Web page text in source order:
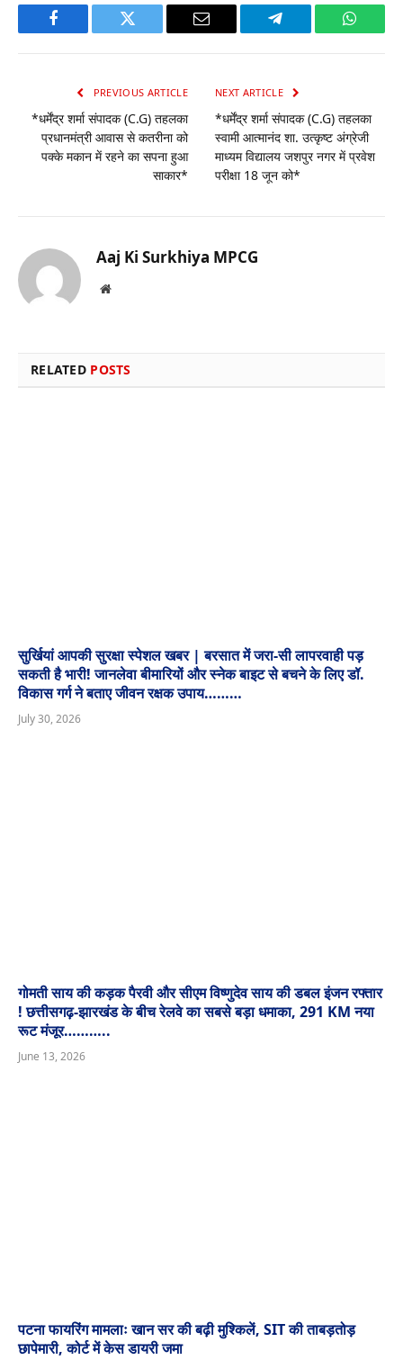
Facebook Twitter Email Telegram
PREVIOUS ARTICLE
*धर्मेंद्र शर्मा संपादक (C.G) तहलका
प्रधानमंत्री आवास से कतरीना को
पक्के मकान में रहने का सपना हुआ
साकार*
NEXT ARTICLE
*धर्मेंद्र शर्मा संपादक (C.G) तहलका
स्वामी आत्मानंद शा. उत्कृष्ट अंग्रेजी
माध्यम विद्यालय जशपुर नगर में प्रवेश
परीक्षा 18 जून को*
Aaj Ki Surkhiya MPCG
Website
RELATED POSTS
सुर्खियां आपकी सुरक्षा स्पेशल खबर | बरसात में जरा-सी लापरवाही पड़
सकती है भारी! जानलेवा बीमारियों और स्नेक बाइट से बचने के लिए डॉ.
विकास गर्ग ने बताए जीवन रक्षक उपाय………
July 30, 2026
गोमती साय की कड़क पैरवी और सीएम विष्णुदेव साय की डबल इंजन रफ्तार
! छत्तीसगढ़-झारखंड के बीच रेलवे का सबसे बड़ा धमाका, 291 KM नया
रूट मंजूर………..
June 13, 2026
पटना फायरिंग मामलाः खान सर की बढ़ी मुश्किलें, SIT की ताबड़तोड़
छापेमारी, कोर्ट में केस डायरी जमा